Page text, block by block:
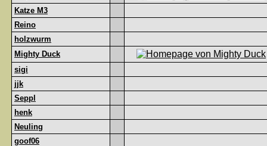
Katze M3
Reino
holzwurm
Mighty Duck
sigi
jjk
Seppl
henk
Neuling
goof06